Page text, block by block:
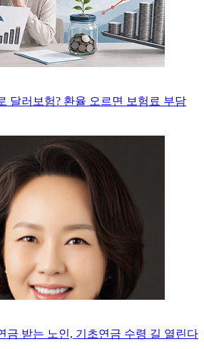
달러보험? 환율 오르면 보험료 부담
금 받는 노인, 기초연금 수령 길 열린다